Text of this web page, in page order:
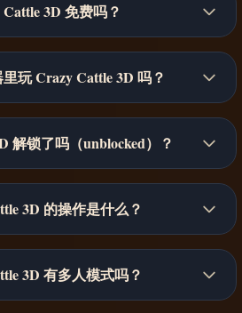
3D 免费吗？
玩 Crazy Cattle 3D 吗？
解锁了吗（unblocked）？
3D 的操作是什么？
3D 有多人模式吗？